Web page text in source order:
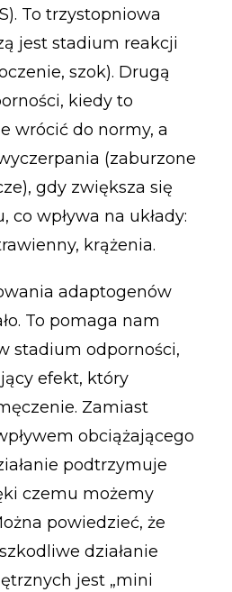
To trzystopniowa
jest stadium reakcji
szok). Drugą
kiedy to
wrócić do normy, a
(zaburzone
gdy zwiększa się
co wpływa na układy:
krążenia.
adaptogenów
To pomaga nam
stadium odporności,
efekt, który
Zamiast
obciążającego
podtrzymuje
czemu możemy
powiedzieć, że
działanie
jest „mini